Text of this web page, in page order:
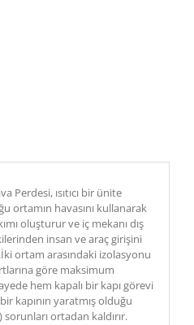
Perdesi, ısıtıcı bir ünite
ortamın havasını kullanarak
oluşturur ve iç mekanı dış
insan ve araç girişini
ortam arasındaki izolasyonu
göre maksimum
hem kapalı bir kapı görevi
kapının yaratmış olduğu
sorunları ortadan kaldırır.